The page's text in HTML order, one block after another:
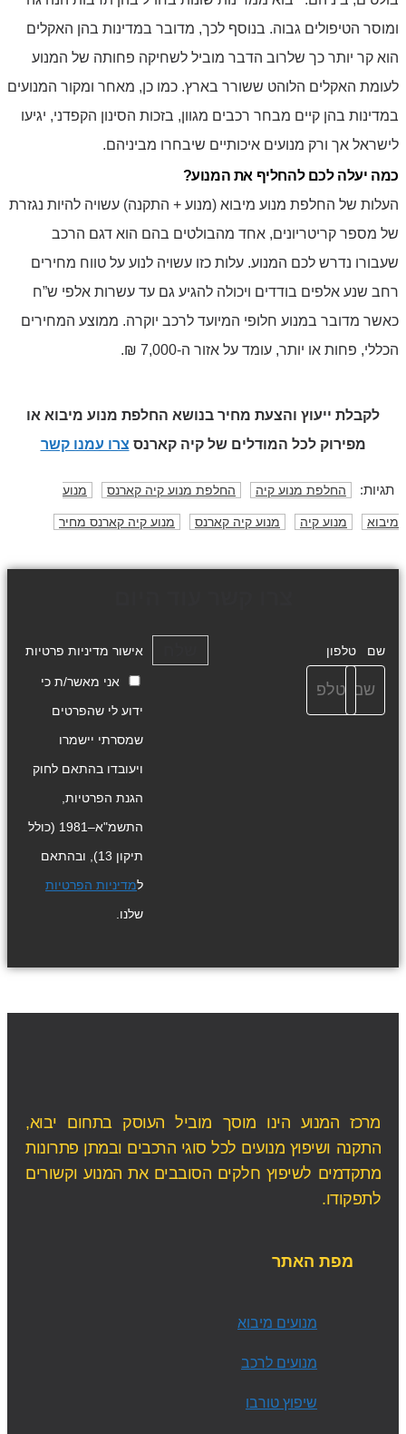
ומוסר הטיפולים גבוה. בנוסף לכך, מדובר במדינות בהן האקלים
הוא קר יותר כך שלרוב הדבר מוביל לשחיקה פחותה של המנוע
לעומת האקלים הלוהט ששורר בארץ. כמו כן, מאחר ומקור המנועים
במדינות בהן קיים מבחר רכבים מגוון, בזכות הסינון הקפדני, יגיעו
לישראל אך ורק מנועים איכותיים שיבחרו מביניהם.
כמה יעלה לכם להחליף את המנוע?
העלות של החלפת מנוע מיבוא (מנוע + התקנה) עשויה להיות נגזרת
של מספר קריטריונים, אחד מהבולטים בהם הוא דגם הרכב
שעבורו נדרש לכם המנוע. עלות כזו עשויה לנוע על טווח מחירים
רחב שנע אלפים בודדים ויכולה להגיע גם עד עשרות אלפי ש”ח
כאשר מדובר במנוע חלופי המיועד לרכב יוקרה. ממוצע המחירים
הכללי, פחות או יותר, עומד על אזור ה-7,000 ₪.
לקבלת ייעוץ והצעת מחיר בנושא החלפת מנוע מיבוא או
מפירוקלכל המודלים של קיה קארנס צרו עמנו קשר
תגיות: החלפת מנוע קיה החלפת מנוע קיה קארנס מנוע
מיבוא מנוע קיה מנוע קיה קארנס מנוע קיה קארנס מחיר
שם טלפון אישור מדיניות פרטיות
אני מאשר/ת כי
ידוע לי שהפרטים
שמסרתי יישמרו
ויעובדו בהתאם לחוק
הגנת הפרטיות,
התשמ"א–1981 (כולל
תיקון 13), ובהתאם
למדיניות הפרטיות
שלנו.
מרכז המנוע הינו מוסך מוביל העוסק בתחום יבוא,
התקנה ושיפוץ מנועים לכל סוגי הרכבים ובמתן פתרונות
מתקדמים לשיפוץ חלקים הסובבים את המנוע וקשורים
לתפקודו.
מפת האתר
מנועים מיבוא
מנועים לרכב
שיפוץ טורבו